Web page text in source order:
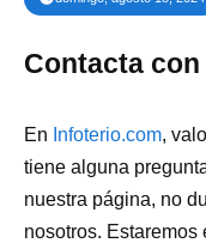
Contacta
En Infoterio.com,
tiene alguna
nuestra página, no
nosotros. Estaremos